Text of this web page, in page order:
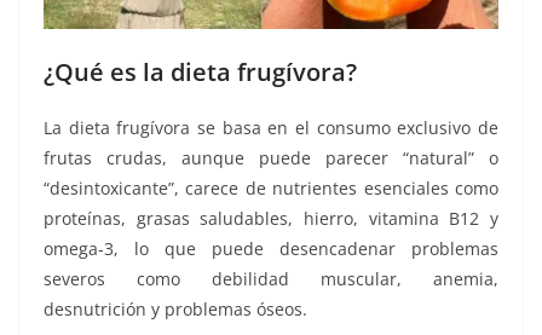
¿Qué es la dieta frugívora?
La dieta frugívora se basa en el consumo exclusivo de
frutas crudas, aunque puede parecer “natural” o
“desintoxicante”, carece de nutrientes esenciales como
proteínas, grasas saludables, hierro, vitamina B12 y
omega-3, lo que puede desencadenar problemas
severos como debilidad muscular, anemia,
desnutrición y problemas óseos.